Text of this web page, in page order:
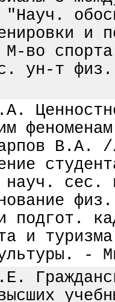
и
во
ун-т
В.А.
науч. сес.
подгот.
и
-